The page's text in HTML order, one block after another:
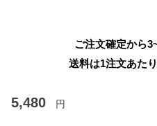
ご注文確定から
送料は1注文あたり
5,480 円